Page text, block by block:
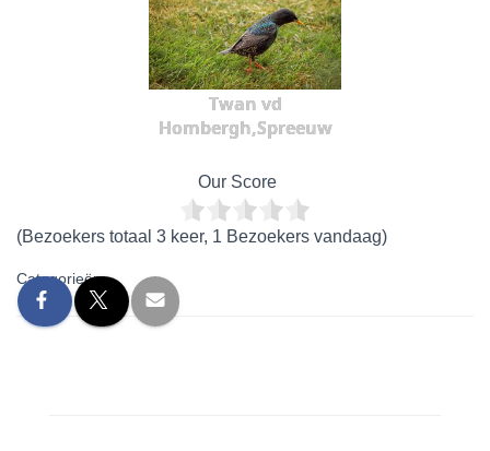
Twan vd
Hombergh,Spreeuw
Our Score
(Bezoekers totaal 3 keer, 1 Bezoekers vandaag)
Categorieën: